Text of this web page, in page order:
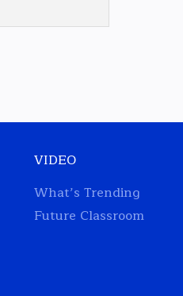
VIDEO
What’s Trending
Future Classroom